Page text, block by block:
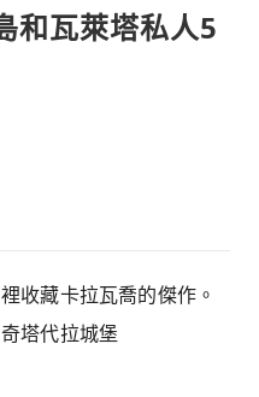
和瓦萊塔私人5
收藏卡拉瓦喬的傑作。
塔代拉城堡